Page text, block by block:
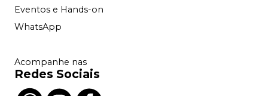
Eventos e Hands-on
WhatsApp
Acompanhe nas
Redes Sociais